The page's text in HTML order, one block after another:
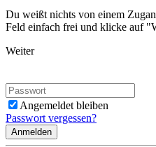
Du weißt nichts von einem
Feld einfach frei und klicke auf
Weiter
Angemeldet bleiben
Passwort vergessen?
Anmelden